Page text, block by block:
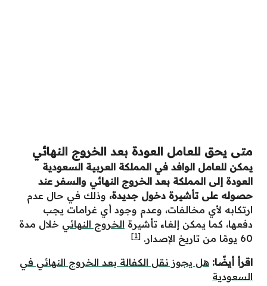
متى يحق للعامل العودة بعد الخروج النهائي
يمكن للعامل الوافد في المملكة العربية السعودية
العودة إلى المملكة بعد الخروج النهائي والسفر عند
حصوله على تأشيرة دخول جديدة، وذلك في حال عدم
ارتكابه لأي مخالفات، وعدم وجود أي غرامات يجب
دفعها، كما يمكن إلغاء تأشيرة الخروج النهائي خلال مدة
60 يومًا من تاريخ الإصدار.
[1]
اقرأ أيضًا: هل يجوز نقل الكفالة بعد الخروج النهائي في
السعودية